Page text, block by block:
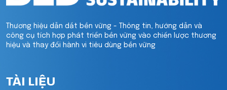
Thương hiệu dẫn dắt bền vững - Thông tin, hướng dẫn và
công cụ tích hợp phát triển bền vững vào chiến lược thương
hiệu và thay đổi hành vi tiêu dùng bền vững
TÀI LIỆU